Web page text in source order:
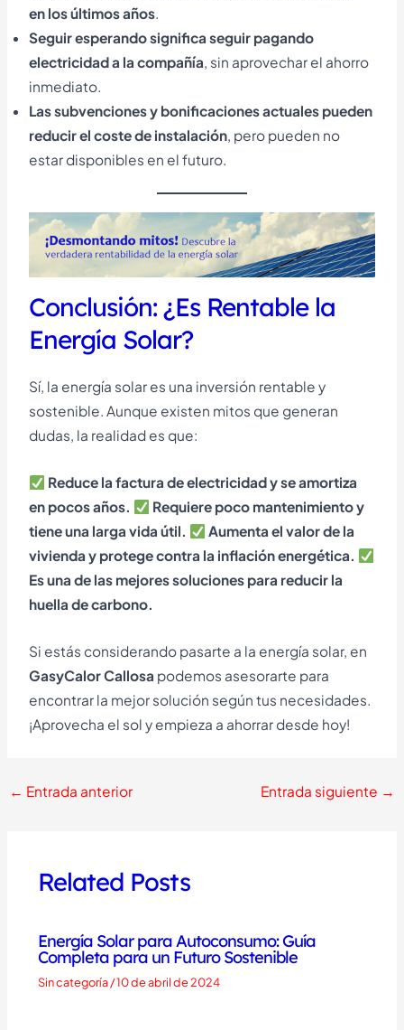
en los últimos años.
Seguir esperando significa seguir pagando
electricidad a la compañía, sin aprovechar el ahorro
inmediato.
Las subvenciones y bonificaciones actuales pueden
reducir el coste de instalación, pero pueden no
estar disponibles en el futuro.
Conclusión: ¿Es Rentable la
Energía Solar?
Sí, la energía solar es una inversión rentable y
sostenible. Aunque existen mitos que generan
dudas, la realidad es que:
Reduce la factura de electricidad y se amortiza
en pocos años.
Requiere poco mantenimiento y
tiene una larga vida útil.
Aumenta el valor de la
vivienda y protege contra la inflación energética.
Es una de las mejores soluciones para reducir la
huella de carbono.
Si estás considerando pasarte a la energía solar, en
GasyCalor Callosa podemos asesorarte para
encontrar la mejor solución según tus necesidades.
¡Aprovecha el sol y empieza a ahorrar desde hoy!
← Entrada anterior Entrada siguiente →
Related Posts
Energía Solar para Autoconsumo: Guía
Completa para un Futuro Sostenible
Sin categoría/10 de abril de 2024